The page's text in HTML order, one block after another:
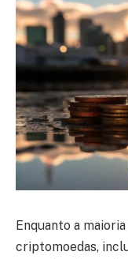
Enquanto a
criptomoedas,